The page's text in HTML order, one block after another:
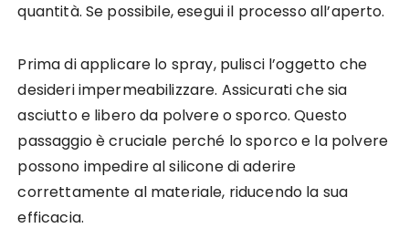
quantità. Se possibile, esegui il processo all’aperto.
Prima di applicare lo spray, pulisci l’oggetto che
desideri impermeabilizzare. Assicurati che sia
asciutto e libero da polvere o sporco. Questo
passaggio è cruciale perché lo sporco e la polvere
possono impedire al silicone di aderire
correttamente al materiale, riducendo la sua
efficacia.